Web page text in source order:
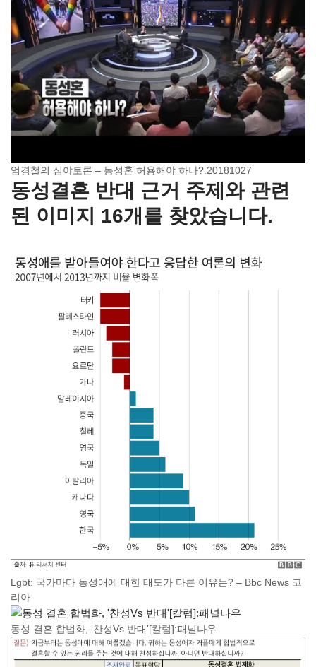
엄경철의 심야토론 – 동성혼 허용해야 하나?.20181027
동성결혼 반대 근거 주제와 관련
된 이미지 16개를 찾았습니다.
Lgbt: 국가마다 동성애에 대한 태도가 다른 이유는? – Bbc News 코
리아
동성 결혼 합법화, ‘찬성Vs 반대'[칼럼]:패널나우